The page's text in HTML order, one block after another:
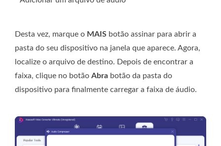
Desta vez, marque o MAIS botão assinar para abrir a
pasta do seu dispositivo na janela que aparece. Agora,
localize o arquivo de destino. Depois de encontrar a
faixa, clique no botão Abra botão da pasta do
dispositivo para finalmente carregar a faixa de áudio.